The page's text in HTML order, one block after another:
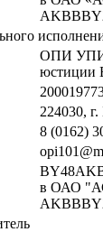
ОПИ УПИ
юстиции
224030,
8 (0162)
в ОАО